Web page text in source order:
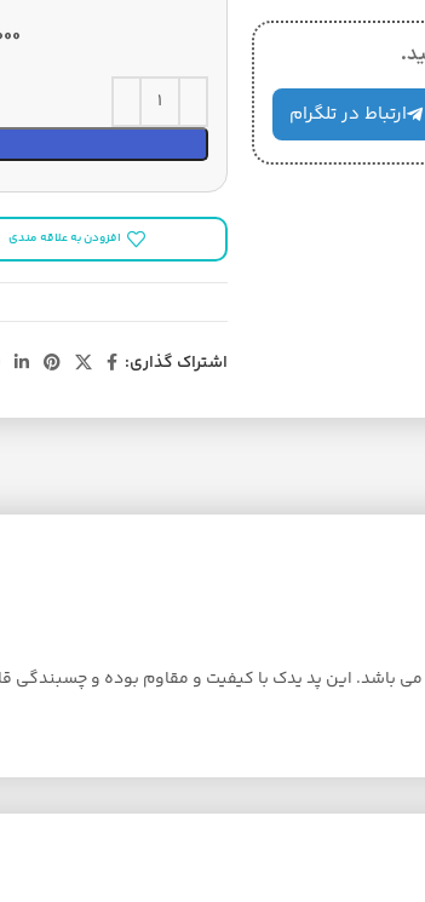
ارتباط در تلگرام
افزودن به علاقه مندی
اشتراک گذاری:
باشد. این پد یدک با کیفیت و مقاوم بوده و چسبندگی